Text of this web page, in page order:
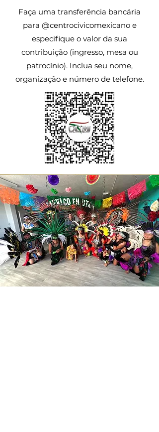
Faça uma transferência bancária
para @centrocivicomexicano e
especifique o valor da sua
contribuição (ingresso, mesa ou
patrocínio). Inclua seu nome,
organização e número de telefone.